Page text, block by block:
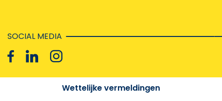
SOCIAL MEDIA
Wettelijke vermeldingen